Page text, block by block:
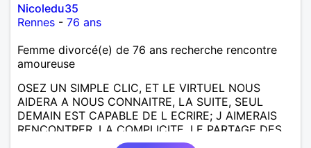
Nicoledu35
Rennes - 76 ans
Femme divorcé(e) de 76 ans recherche rencontre
amoureuse
OSEZ UN SIMPLE CLIC, ET LE VIRTUEL NOUS
AIDERA A NOUS CONNAITRE, LA SUITE, SEUL
DEMAIN EST CAPABLE DE L ECRIRE; J AIMERAIS
RENCONTRER, LA COMPLICITE, LE PARTAGE DES
BELLES CHOSES DE LA VIE : BALADES, VOYAGES